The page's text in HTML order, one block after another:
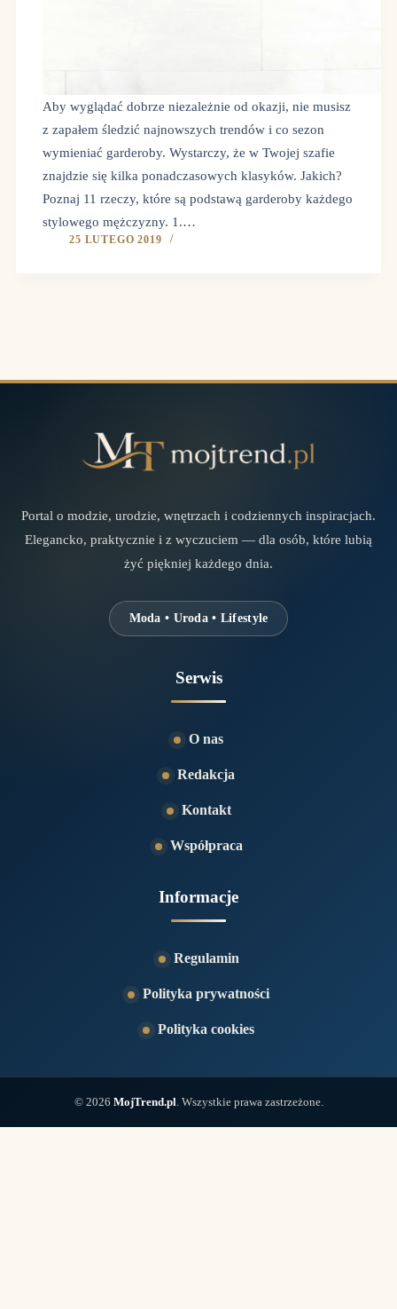
Aby wyglądać dobrze niezależnie od okazji, nie musisz
z zapałem śledzić najnowszych trendów i co sezon
wymieniać garderoby. Wystarczy, że w Twojej szafie
znajdzie się kilka ponadczasowych klasyków. Jakich?
Poznaj 11 rzeczy, które są podstawą garderoby każdego
stylowego mężczyzny. 1.…
25 LUTEGO 2019
Portal o modzie, urodzie, wnętrzach i codziennych inspiracjach.
Elegancko, praktycznie i z wyczuciem — dla osób, które lubią
żyć piękniej każdego dnia.
Moda • Uroda • Lifestyle
Serwis
O nas
Redakcja
Kontakt
Współpraca
Informacje
Regulamin
Polityka prywatności
Polityka cookies
© 2026 MojTrend.pl . Wszystkie prawa zastrzeżone.